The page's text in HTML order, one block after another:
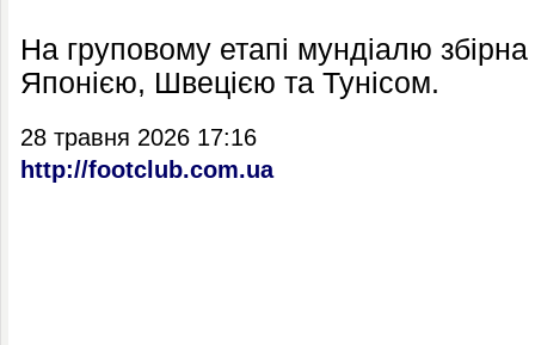
На груповому етапі мундіалю збірна
Японією, Швецією та Тунісом.
28 травня 2026 17:16
http://footclub.com.ua